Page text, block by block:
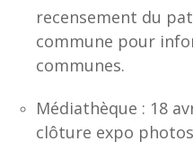
recensement du
commune pour
communes.
Médiathèque : 18
clôture expo